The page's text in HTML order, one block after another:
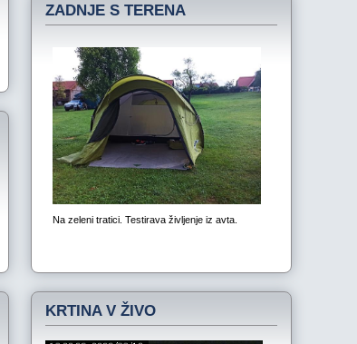
ZADNJE S TERENA
KRTINA V ŽIVO